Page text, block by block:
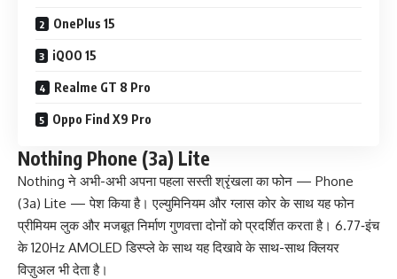
OnePlus 15
iQOO 15
Realme GT 8 Pro
Oppo Find X9 Pro
Nothing Phone (3a) Lite
Nothing ने अभी-अभी अपना पहला सस्ती श्रृंखला का फोन — Phone
(3a) Lite — पेश किया है। एल्युमिनियम और ग्लास कोर के साथ यह फोन
प्रीमियम लुक और मजबूत निर्माण गुणवत्ता दोनों को प्रदर्शित करता है। 6.77‑इंच
के 120Hz AMOLED डिस्प्ले के साथ यह दिखावे के साथ-साथ क्लियर
विज़ुअल भी देता है।